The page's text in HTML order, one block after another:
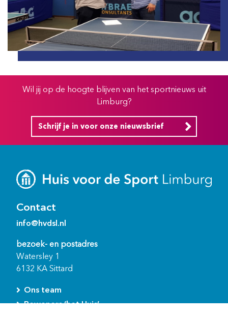
Wil jij op de hoogte blijven van het sportnieuws uit
Limburg?
Schrijf je in voor onze nieuwsbrief
Contact
info@hvdsl.nl
bezoek- en postadres
Watersley 1
6132 KA Sittard
Ons team
Bewoners ‘het Huis’